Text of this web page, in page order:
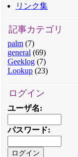
リンク集
記事カテゴリ
palm(7)
general (69)
Geeklog(7)
Lookup(23)
ログイン
ユーザ名:
パスワード: